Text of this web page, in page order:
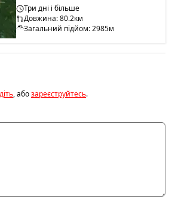
Три дні і більше
Довжина: 80.2км
Загальний підйом: 2985м
, абозареєструйтесь.